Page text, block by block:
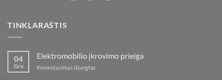
TINKLARAŠTIS
04
Gru
Elektromobilio įkrovimo prieiga
Komentavimas išjungtas